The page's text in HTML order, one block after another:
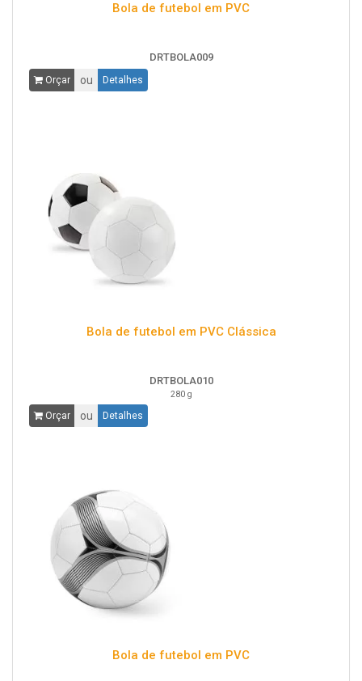
Bola de futebol em PVC
DRTBOLA009
Orçar ou Detalhes
Bola de futebol em PVC Clássica
DRTBOLA010
280 g
Orçar ou Detalhes
Bola de futebol em PVC